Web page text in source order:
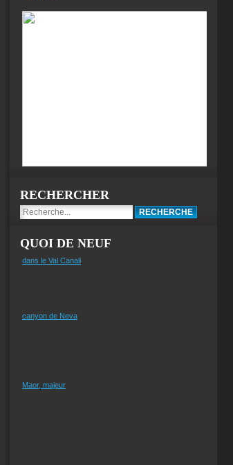
RECHERCHER
QUOI DE NEUF
dans le Val Canali
canyon de Neva
Maor, majeur